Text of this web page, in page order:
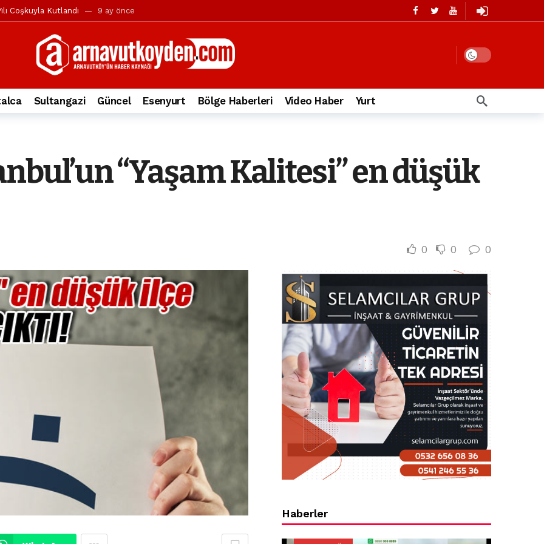
Coşkuyla Kutlandı 9 ay önce
ve Mustafa Candaroğlu’na yönelik suçlamalar 10 ay önce
344.868’e ulaştı 1 yıl önce
otomobil alev alev yandı. 2 yıl önce
protesto gösterisi düzenledi 2 yıl önce
taksideki yolcu öldü 3 yıl önce
tepkisi 3 yıl önce
Sultangazi Güncel Esenyurt Bölge Haberleri Video Haber Yurt
“Yaşam Kalitesi” en düşük
0 0 0
Haberler